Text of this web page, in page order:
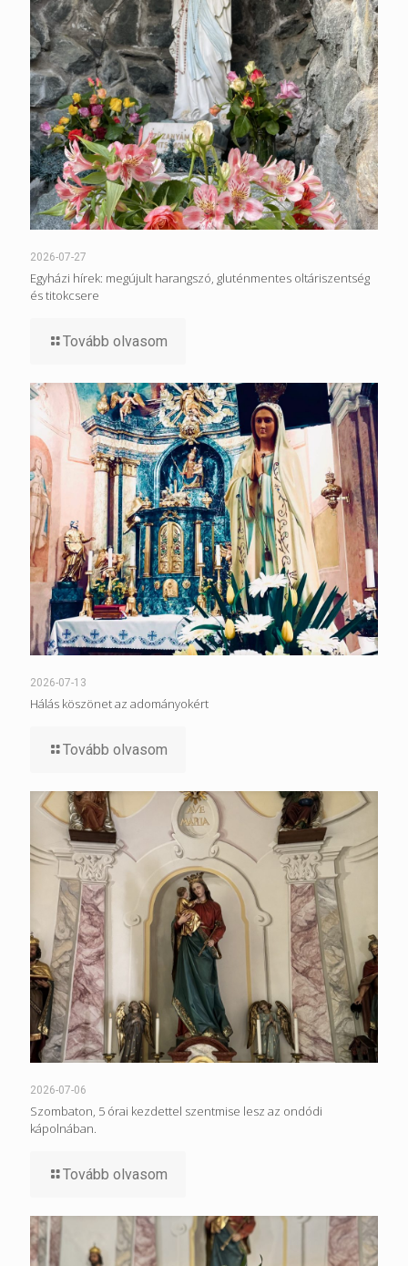
2026-07-27
Egyházi hírek: megújult harangszó, gluténmentes oltáriszentség
és titokcsere
Tovább olvasom
2026-07-13
Hálás köszönet az adományokért
Tovább olvasom
2026-07-06
Szombaton, 5 órai kezdettel szentmise lesz az ondódi
kápolnában.
Tovább olvasom